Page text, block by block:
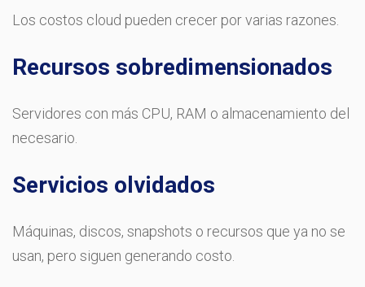
Los costos cloud pueden crecer por varias razones.
Recursos sobredimensionados
Servidores con más CPU, RAM o almacenamiento del
necesario.
Servicios olvidados
Máquinas, discos, snapshots o recursos que ya no se
usan, pero siguen generando costo.